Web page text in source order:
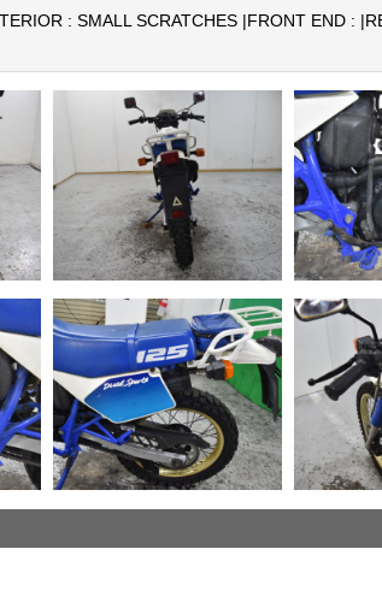
: SMALL SCRATCHES |FRONT END : |